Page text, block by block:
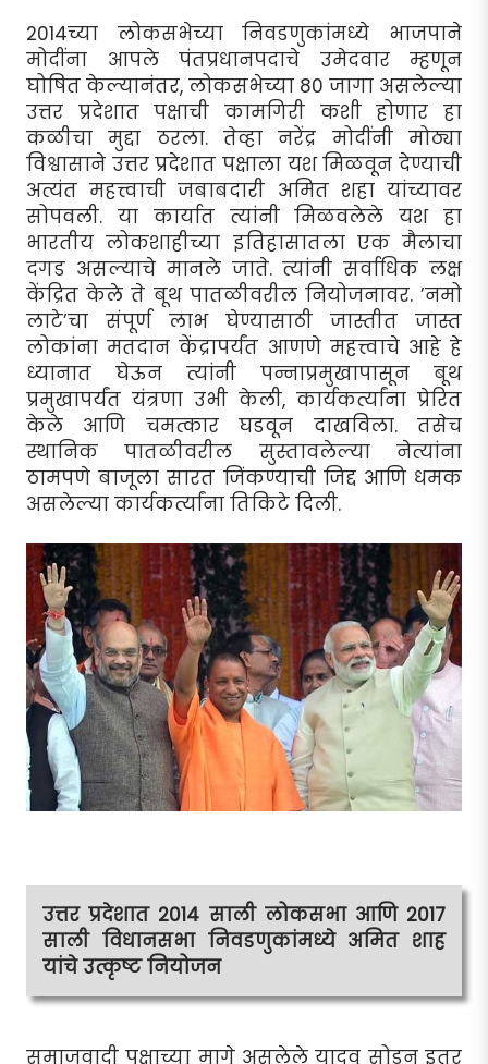
2014च्या लोकसभेच्या निवडणुकांमध्ये भाजपाने
मोदींना आपले पंतप्रधानपदाचे उमेदवार म्हणून
घोषित केल्यानंतर, लोकसभेच्या 80 जागा असलेल्या
उत्तर प्रदेशात पक्षाची कामगिरी कशी होणार हा
कळीचा मुद्दा ठरला. तेव्हा नरेंद्र मोदींनी मोठ्या
विश्वासाने उत्तर प्रदेशात पक्षाला यश मिळवून देण्याची
अत्यंत महत्त्वाची जबाबदारी अमित शहा यांच्यावर
सोपवली. या कार्यात त्यांनी मिळवलेले यश हा
भारतीय लोकशाहीच्या इतिहासातला एक मैलाचा
दगड असल्याचे मानले जाते. त्यांनी सर्वाधिक लक्ष
केंद्रित केले ते बूथ पातळीवरील नियोजनावर. ’नमो
लाटे’चा संपूर्ण लाभ घेण्यासाठी जास्तीत जास्त
लोकांना मतदान केंद्रापर्यंत आणणे महत्त्वाचे आहे हे
ध्यानात घेऊन त्यांनी पन्नाप्रमुखापासून बूथ
प्रमुखापर्यंत यंत्रणा उभी केली, कार्यकर्त्यांना प्रेरित
केले आणि चमत्कार घडवून दाखविला. तसेच
स्थानिक पातळीवरील सुस्तावलेल्या नेत्यांना
ठामपणे बाजूला सारत जिंकण्याची जिद्द आणि धमक
असलेल्या कार्यकर्त्यांना तिकिटे दिली.
उत्तर प्रदेशात 2014 साली लोकसभा आणि 2017
साली विधानसभा निवडणुकांमध्ये अमित शाह
यांचे उत्कृष्ट नियोजन
समाजवादी पक्षाच्या मागे असलेले यादव सोडून इतर